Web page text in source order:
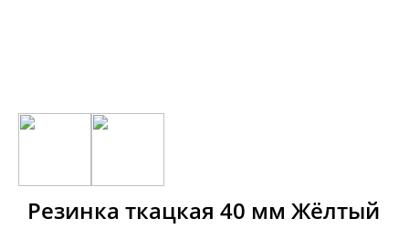
Резинка ткацкая 40 мм Жёлтый